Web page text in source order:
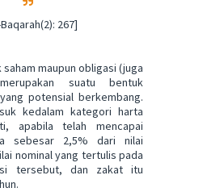
267]
saham maupun obligasi (juga
suatu bentuk
potensial berkembang.
kedalam kategori harta
apabila telah mencapai
sebesar 2,5% dari nilai
nominal yang tertulis pada
tersebut, dan zakat itu